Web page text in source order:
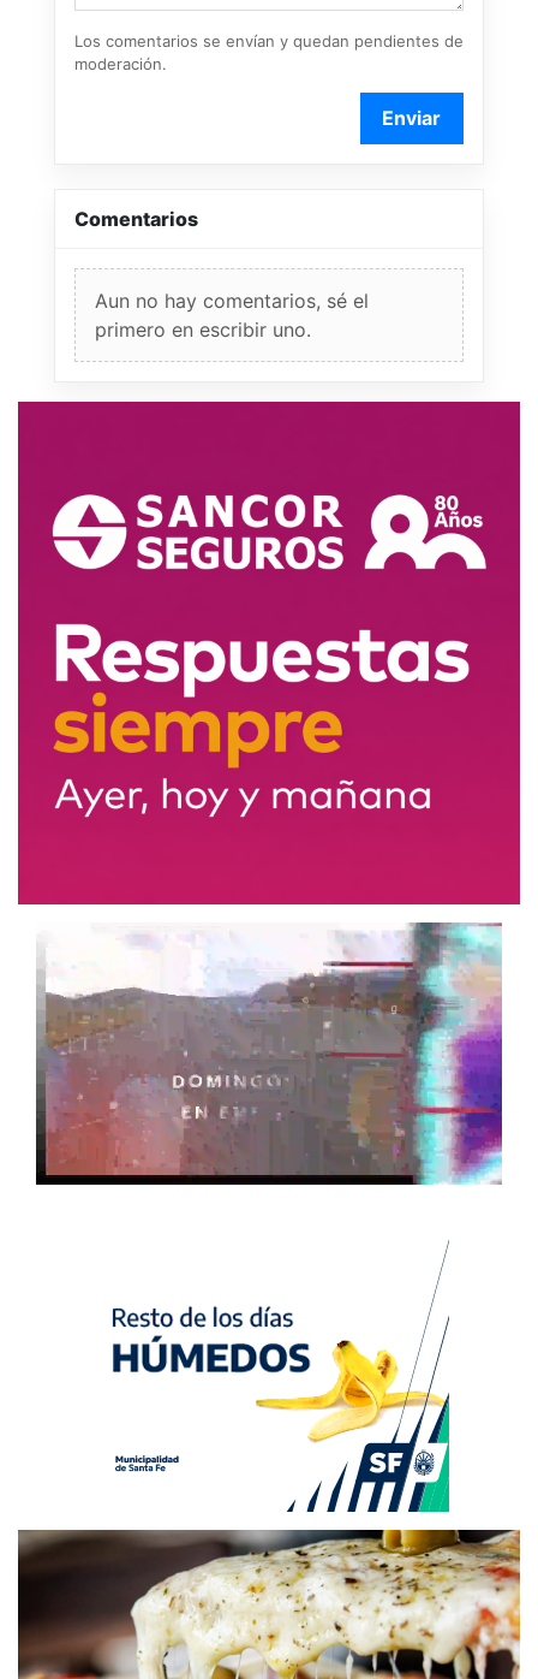
Los comentarios se envían y quedan pendientes de
moderación.
Enviar
Comentarios
Aun no hay comentarios, sé el
primero en escribir uno.